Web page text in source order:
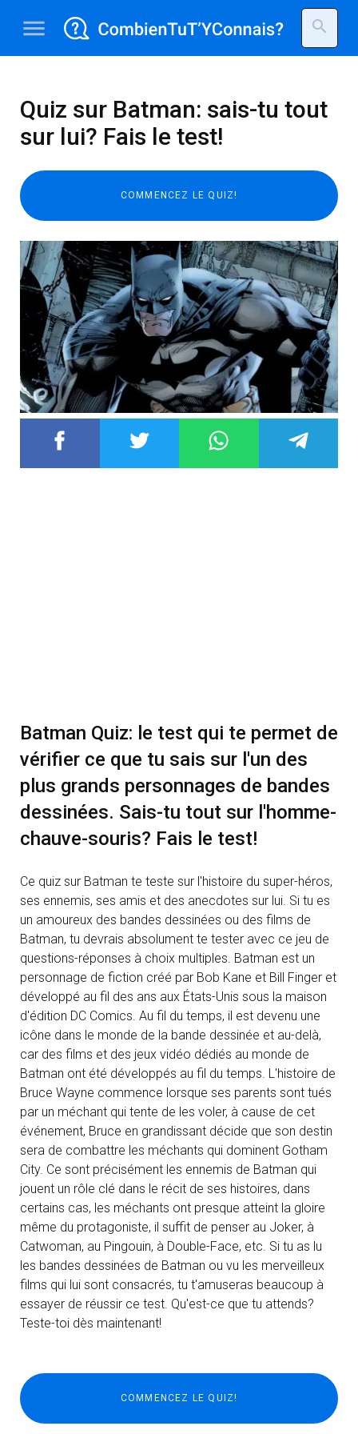
menu search
Quiz sur Batman: sais-tu tout
sur lui? Fais le test!
Batman Quiz: le test qui te permet de
vérifier ce que tu sais sur l'un des
plus grands personnages de bandes
dessinées. Sais-tu tout sur l'homme-
chauve-souris? Fais le test!
Ce quiz sur Batman te teste sur l'histoire du super-héros,
ses ennemis, ses amis et des anecdotes sur lui. Si tu es
un amoureux des bandes dessinées ou des films de
Batman, tu devrais absolument te tester avec ce jeu de
questions-réponses à choix multiples. Batman est un
personnage de fiction créé par Bob Kane et Bill Finger et
développé au fil des ans aux États-Unis sous la maison
d'édition DC Comics. Au fil du temps, il est devenu une
icône dans le monde de la bande dessinée et au-delà,
car des films et des jeux vidéo dédiés au monde de
Batman ont été développés au fil du temps. L'histoire de
Bruce Wayne commence lorsque ses parents sont tués
par un méchant qui tente de les voler, à cause de cet
événement, Bruce en grandissant décide que son destin
sera de combattre les méchants qui dominent Gotham
City. Ce sont précisément les ennemis de Batman qui
jouent un rôle clé dans le récit de ses histoires, dans
certains cas, les méchants ont presque atteint la gloire
même du protagoniste, il suffit de penser au Joker, à
Catwoman, au Pingouin, à Double-Face, etc. Si tu as lu
les bandes dessinées de Batman ou vu les merveilleux
films qui lui sont consacrés, tu t'amuseras beaucoup à
essayer de réussir ce test. Qu'est-ce que tu attends?
Teste-toi dès maintenant!